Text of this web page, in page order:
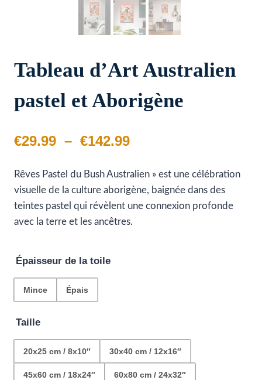
Tableau d’Art Australien
pastel et Aborigène
€29.99 – €142.99Plage
prix :
€29.99
à
Rêves Pastel du Bush Australien » est une célébration
visuelle de la culture aborigène, baignée dans des
teintes pastel qui révèlent une connexion profonde
avec la terre et les ancêtres.
Épaisseur de la toile
Mince Épais
Taille
20x25 cm / 8x10″ 30x40 cm / 12x16″
45x60 cm / 18x24″ 60x80 cm / 24x32″